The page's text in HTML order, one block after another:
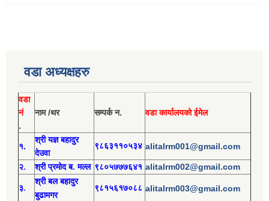
वडा अध्यक्षहरु
वडा
नं
.
नाम /थर सम्पर्क न. वडा कार्यालयको ईमेल
१.
श्री यज्ञ बहादुर
देउवा
९८६३११०५३४ alitalrm001@gmail.com
२. श्रीप्रमोदब. मल्ल ९८०५७७७६४१ alitalrm002@gmail.com
३.
श्रीबल बहादुर
बुढामगर
९८१५६१७०८८ alitalrm003@gmail.com